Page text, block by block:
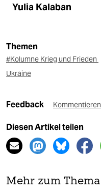
Yulia Kalaban
Themen
#Kolumne Krieg und Frieden
Ukraine
Feedback Kommentieren
Diesen Artikel teilen
Mehr zum Thema